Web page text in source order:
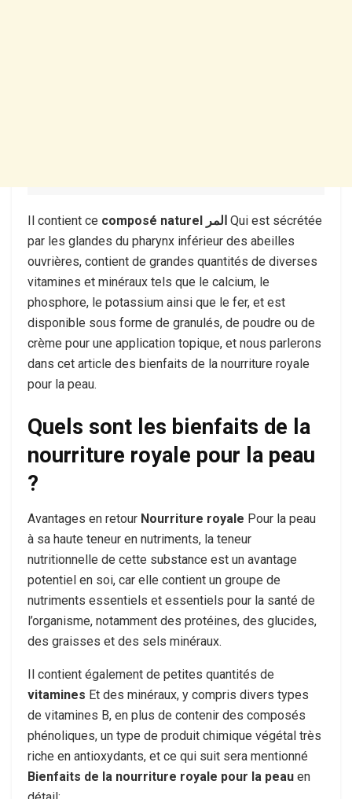
Il contient ce composé naturel المر Qui est sécrétée
par les glandes du pharynx inférieur des abeilles
ouvrières, contient de grandes quantités de diverses
vitamines et minéraux tels que le calcium, le
phosphore, le potassium ainsi que le fer, et est
disponible sous forme de granulés, de poudre ou de
crème pour une application topique, et nous parlerons
dans cet article des bienfaits de la nourriture royale
pour la peau.
Quels sont les bienfaits de la
nourriture royale pour la peau
?
Avantages en retour Nourriture royale Pour la peau
à sa haute teneur en nutriments, la teneur
nutritionnelle de cette substance est un avantage
potentiel en soi, car elle contient un groupe de
nutriments essentiels et essentiels pour la santé de
l’organisme, notamment des protéines, des glucides,
des graisses et des sels minéraux.
Il contient également de petites quantités de
vitamines Et des minéraux, y compris divers types
de vitamines B, en plus de contenir des composés
phénoliques, un type de produit chimique végétal très
riche en antioxydants, et ce qui suit sera mentionné
Bienfaits de la nourriture royale pour la peau en